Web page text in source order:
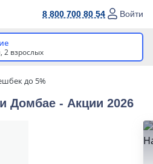
8 800 700 80 54 Войти
2 взрослых
до 5%
Домбае - Акции 2026